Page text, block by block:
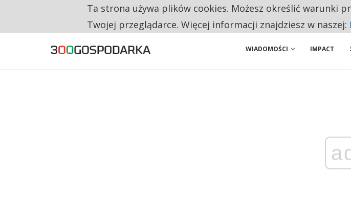
RESTRYKCJE CHIN UDERZAJĄ W EUROPEJSKI PRZEMYSŁ. NA LIŚCIE SĄ DWA
WIADOMOŚCI IMPACT
Ta strona używa plików cookies. Możesz określić warunki
Twojej przeglądarce. Więcej informacji znajdziesz w naszej: